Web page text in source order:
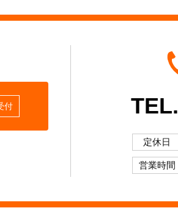
付 TEL.
定休日
営業時間